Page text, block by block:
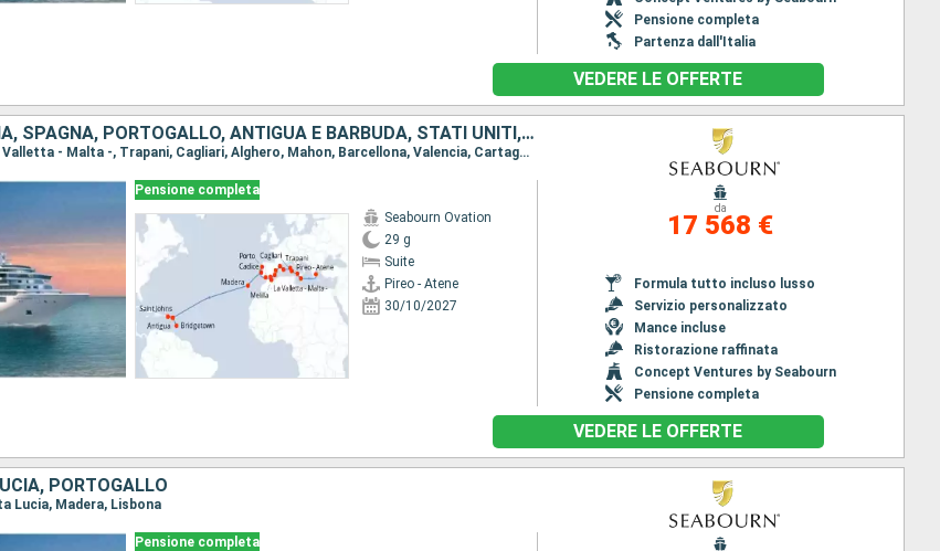
Pensione completa
Partenza dall'Italia
VEDERE LE OFFERTE
GRECIA, MALTA, ITALIA, SPAGNA, PORTOGALLO, ANTIGUA E BARBUDA, STATI UNITI, BARBADOS
Itinerario : Pireo - Atene, La Valletta - Malta -, Trapani, Cagliari, Alghero, Mahon, Barcellona, Valencia, Cartagena, Motril, Melilla, Cadice, Porto, Lisbona, Madera, Antigua, carambola Beach, Saint Johns, Bridgetown
Pensione completa
Seabourn Ovation
29 g
Suite
Pireo - Atene
30/10/2027
da
17 568 €
Formula tutto incluso lusso
Servizio personalizzato
Mance incluse
Ristorazione raffinata
Concept Ventures by Seabourn
Pensione completa
VEDERE LE OFFERTE
PORTOGALLO
Lucia, Madera, Lisbona
Pensione completa